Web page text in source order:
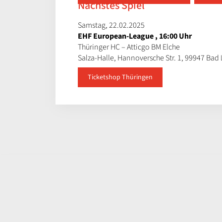
Nächstes Spiel
Samstag, 22.02.2025
EHF European-League , 16:00 Uhr
Thüringer HC – Atticgo BM Elche
Salza-Halle, Hannoversche Str. 1, 99947 Bad
Ticketshop Thüringen